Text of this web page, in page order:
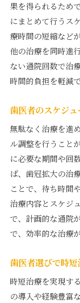
果を得られるため
にまとめて行うス
療時間の短縮など
他の治療を同時進
ない通院回数で治
時間的負担を軽減で
歯医者のスケジ
無駄なく治療を進
ル調整を行うこと
に必要な期間や回
ば、歯冠拡大の治
ことで、待ち時間
治療内容とスケジ
で、計画的な通院
で、効率的な治療
歯医者選びで時
時短治療を実現す
の導入や経験豊富